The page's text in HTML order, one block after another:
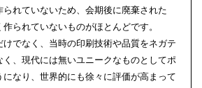
られていないため、会期後に廃棄された
られていないものがほとんどです。
でなく、当時の印刷技術や品質をネガテ
く、現代には無いユニークなものとしてポ
なり、世界的にも徐々に評価が高まって